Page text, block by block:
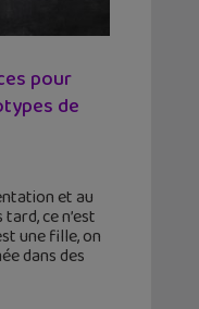
pour
de
et au
ce n’est
une fille, on
dans des